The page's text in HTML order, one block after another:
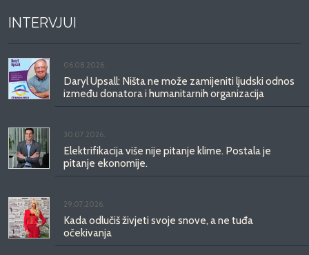
INTERVJUI
06.08.2026.
Daryl Upsall: Ništa ne može zamijeniti ljudski odnos
između donatora i humanitarnih organizacija
30.07.2026.
Elektrifikacija više nije pitanje klime. Postala je
pitanje ekonomije.
29.07.2026.
Kada odlučiš živjeti svoje snove, a ne tuđa
očekivanja